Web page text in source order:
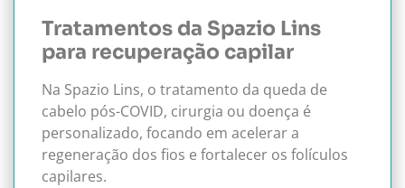
Tratamentos da Spazio Lins
para recuperação capilar
Na Spazio Lins, o tratamento da queda de
cabelo pós-COVID, cirurgia ou doença é
personalizado, focando em acelerar a
regeneração dos fios e fortalecer os folículos
capilares.